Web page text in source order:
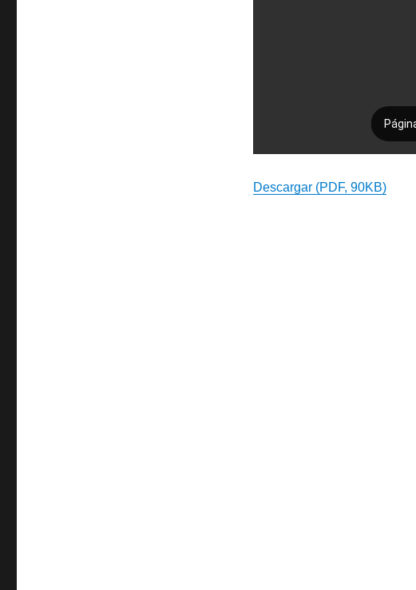
Descargar (PDF, 90KB)